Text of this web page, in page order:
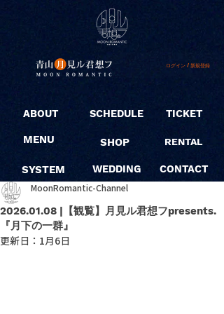
ログイン / 新規登録
ABOUT
MENU
SYSTEM
SCHEDULE
SHOP
WEDDING
TICKET
RENTAL
CONTACT
2026.01.08 |【観覧】月見ル君想フpresents.
『月下の一群』
MoonRomantic-Channel
更新日： 1月6日